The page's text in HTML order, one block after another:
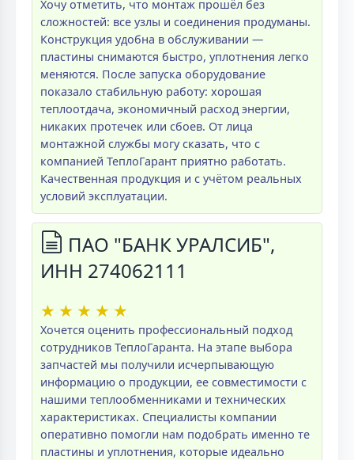
Хочу отметить, что монтаж прошёл без
сложностей: все узлы и соединения продуманы.
Конструкция удобна в обслуживании —
пластины снимаются быстро, уплотнения легко
меняются. После запуска оборудование
показало стабильную работу: хорошая
теплоотдача, экономичный расход энергии,
никаких протечек или сбоев. От лица
монтажной службы могу сказать, что с
компанией ТеплоГарант приятно работать.
Качественная продукция и с учётом реальных
условий эксплуатации.
ПАО "БАНК УРАЛСИБ",
ИНН 274062111
★ ★ ★ ★ ★
Хочется оценить профессиональный подход
сотрудников ТеплоГаранта. На этапе выбора
запчастей мы получили исчерпывающую
информацию о продукции, ее совместимости с
нашими теплообменниками и технических
характеристиках. Специалисты компании
оперативно помогли нам подобрать именно те
пластины и уплотнения, которые идеально